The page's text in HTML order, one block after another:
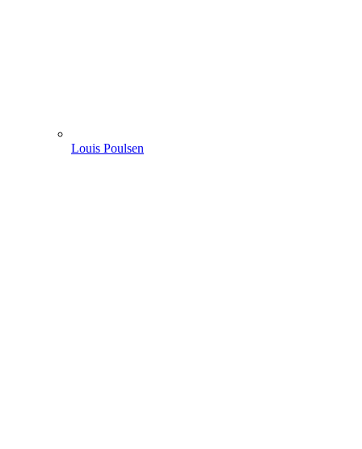
Louis Poulsen